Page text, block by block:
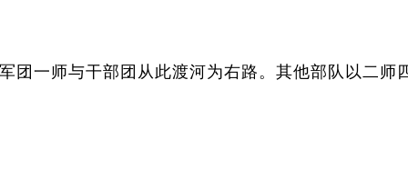
一师与干部团从此渡河为右路。其他部队以二师